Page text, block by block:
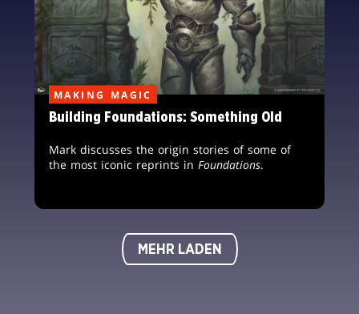
MAKING MAGIC
Building Foundations: Something Old
Mark discusses the origin stories of some of
the most iconic reprints in Foundations.
MEHR LADEN